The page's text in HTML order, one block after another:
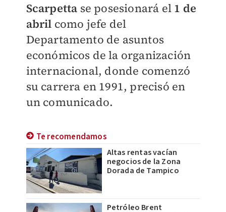
Scarpetta se posesionará el 1 de
abril como jefe del
Departamento de asuntos
económicos de la organización
internacional, donde comenzó
su carrera en 1991, precisó en
un comunicado.
Te recomendamos
Altas rentas vacían
negocios de la Zona
Dorada de Tampico
Petróleo Brent